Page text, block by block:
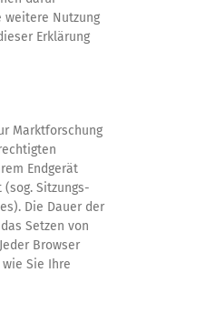
weitere Nutzung
Erklärung
Marktforschung
Endgerät
Sitzungs-
Die Dauer der
Setzen von
Browser
Sie Ihre